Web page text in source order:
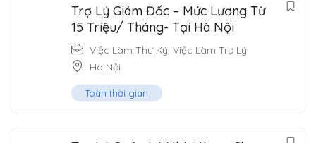
Trợ Lý Giám Đốc – Mức Lương Từ
15 Triệu/ Tháng- Tại Hà Nội
Việc Làm Thư Ký, Việc Làm Trợ Lý
Hà Nội
Toàn thời gian